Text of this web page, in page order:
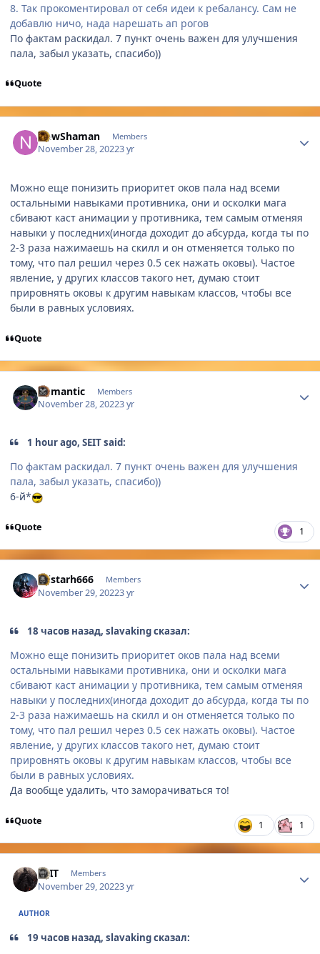
8. Так прокоментировал от себя идеи к ребалансу. Сам не
добавлю ничо, нада нарешать ап рогов
По фактам раскидал. 7 пункт очень важен для улучшения
пала, забыл указать, спасибо))
Quote
NewShaman Members
November 28, 20223 yr
Можно еще понизить приоритет оков пала над всеми
остальными навыками противника, они и осколки мага
сбивают каст анимации у противника, тем самым отменяя
навыки у последних(иногда доходит до абсурда, когда ты по
2-3 раза нажимаешь на скилл и он отменяется только по
тому, что пал решил через 0.5 сек нажать оковы). Частое
явление, у других классов такого нет, думаю стоит
прировнять оковы к другим навыкам классов, чтобы все
были в равных условиях.
Quote
Romantic Members
November 28, 20223 yr
1 hour ago, SEIT said:
По фактам раскидал. 7 пункт очень важен для улучшения
пала, забыл указать, спасибо))
6-й*
Quote 1
Alistarh666 Members
November 29, 20223 yr
18 часов назад, slavaking сказал:
Можно еще понизить приоритет оков пала над всеми
остальными навыками противника, они и осколки мага
сбивают каст анимации у противника, тем самым отменяя
навыки у последних(иногда доходит до абсурда, когда ты по
2-3 раза нажимаешь на скилл и он отменяется только по
тому, что пал решил через 0.5 сек нажать оковы). Частое
явление, у других классов такого нет, думаю стоит
прировнять оковы к другим навыкам классов, чтобы все
были в равных условиях.
Да вообще удалить, что заморачиваться то!
Quote 1 1
SEIT Members
November 29, 20223 yr
AUTHOR
19 часов назад, slavaking сказал: